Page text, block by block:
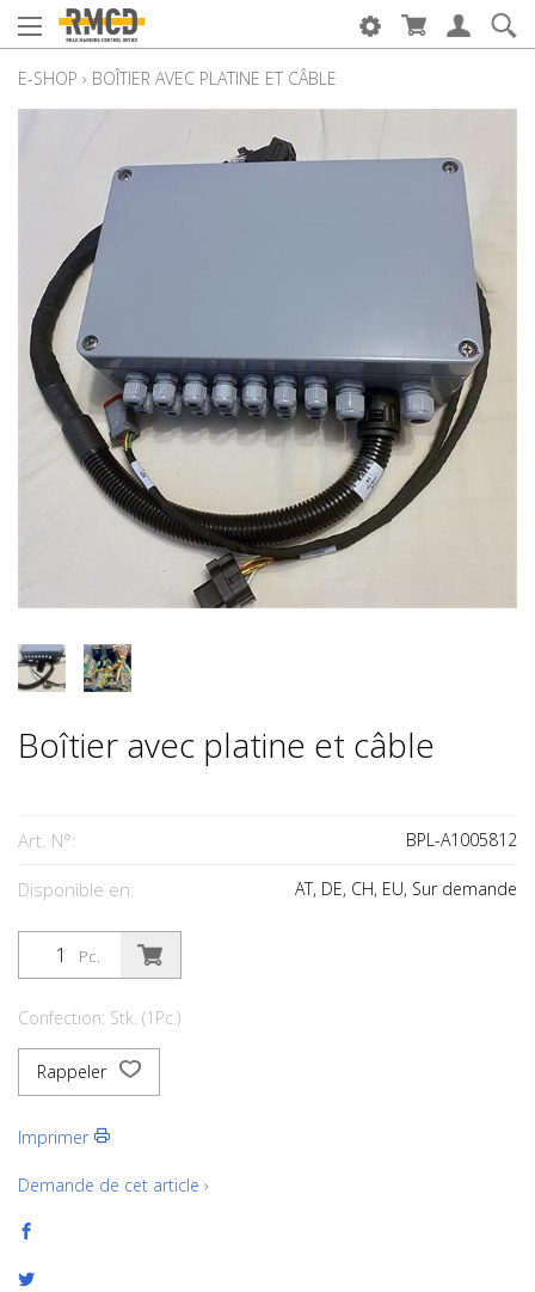
E-SHOP › BOÎTIER AVEC PLATINE ET CÂBLE
Boîtier avec platine et câble
Art. N°: BPL-A1005812
Disponible en: AT, DE, CH, EU, Sur demande
Pc.
Confection: Stk. (1Pc.)
Rappeler
Imprimer
Demande de cet article ›